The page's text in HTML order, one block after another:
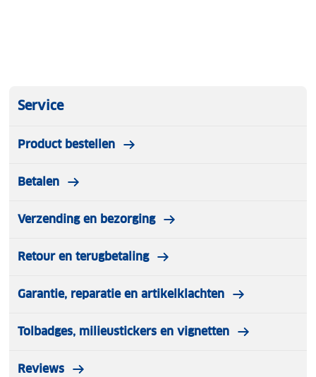
Service
Product bestellen
Betalen
Verzending en bezorging
Retour en terugbetaling
Garantie, reparatie en artikelklachten
Tolbadges, milieustickers en vignetten
Reviews